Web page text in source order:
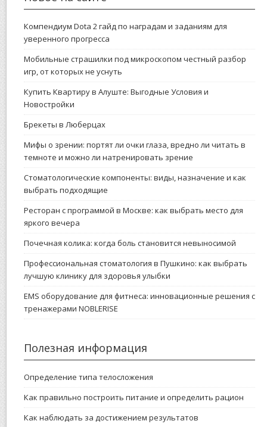
Компендиум Dota 2 гайд по наградам и заданиям для
уверенного прогресса
Мобильные страшилки под микроскопом честный разбор
игр, от которых не уснуть
Купить Квартиру в Алуште: Выгодные Условия и
Новостройки
Брекеты в Люберцах
Мифы о зрении: портят ли очки глаза, вредно ли читать в
темноте и можно ли натренировать зрение
Стоматологические компоненты: виды, назначение и как
выбрать подходящие
Ресторан с программой в Москве: как выбрать место для
яркого вечера
Почечная колика: когда боль становится невыносимой
Профессиональная стоматология в Пушкино: как выбрать
лучшую клинику для здоровья улыбки
EMS оборудование для фитнеса: инновационные решения с
тренажерами NOBLERISE
Полезная информация
Определение типа телосложения
Как правильно построить питание и определить рацион
Как наблюдать за достижением результатов